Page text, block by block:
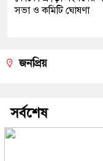
সভা ও কমিটি ঘোষণা
জনপ্রিয়
সর্বশেষ